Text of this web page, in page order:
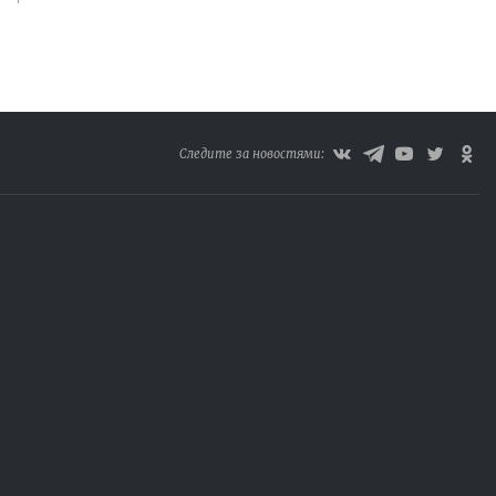
Следите за новостями: